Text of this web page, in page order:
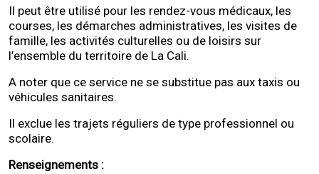
Il peut être utilisé pour les rendez-vous médicaux, les
courses, les démarches administratives, les visites de
famille, les activités culturelles ou de loisirs sur
l’ensemble du territoire de La Cali.
A noter que ce service ne se substitue pas aux taxis ou
véhicules sanitaires.
Il exclue les trajets réguliers de type professionnel ou
scolaire.
Renseignements :